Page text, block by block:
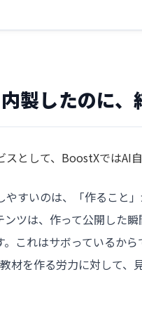
製したのに
スとして、BoostXではAI
すいのは、「作ること
ツは、作って公開した
これはサボっているか
材を作る労力に対して